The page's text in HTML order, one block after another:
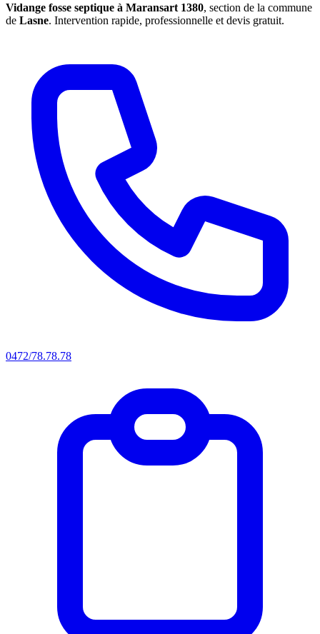
Vidange fosse septique à Maransart 1380, section de la commune
de Lasne. Intervention rapide, professionnelle et devis gratuit.
0472/78.78.78